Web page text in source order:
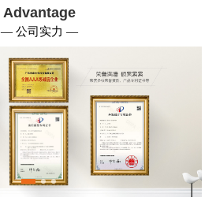
Advantage
— 公司实力 —